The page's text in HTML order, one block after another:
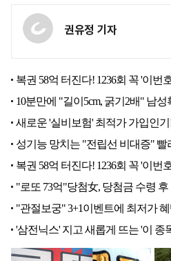
권유정 기자